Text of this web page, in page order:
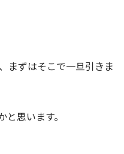
まずはそこで一旦引きま
思います。